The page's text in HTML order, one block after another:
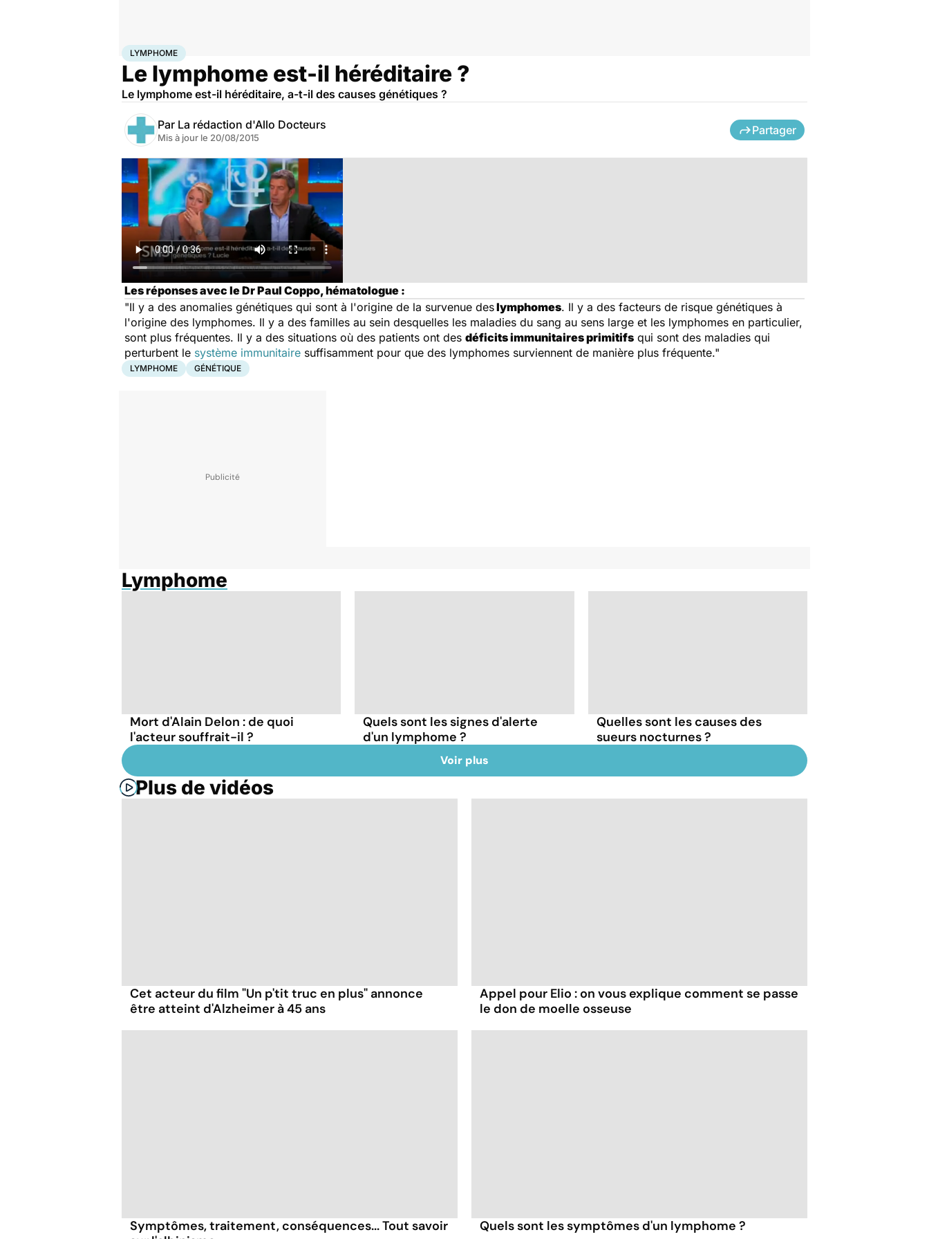
AccueilSantéMaladies
LYMPHOME
Le lymphome est-il héréditaire ?
Le lymphome est-il héréditaire, a-t-il des causes génétiques ?
Par La rédaction d'Allo Docteurs
Mis à jour le 20/08/2015
Partager
Les réponses avec le Dr Paul Coppo, hématologue :
"Il y a des anomalies génétiques qui sont à l'origine de la survenue deslymphomes. Il y a des facteurs de risque génétiques à
l'origine des lymphomes. Il y a des familles au sein desquelles les maladies du sang au sens large et les lymphomes en particulier,
sont plus fréquentes. Il y a des situations où des patients ont des déficits immunitaires primitifs qui sont des maladies qui
perturbent le système immunitaire suffisamment pour que des lymphomes surviennent de manière plus fréquente."
LYMPHOME GÉNÉTIQUE
Lymphome
Mort d'Alain Delon : de quoi
l'acteur souffrait-il ?
Quels sont les signes d'alerte
d'un lymphome ?
Quelles sont les causes des
sueurs nocturnes ?
Voir plus
Plus de vidéos
Cet acteur du film "Un p'tit truc en plus" annonce
être atteint d'Alzheimer à 45 ans
Appel pour Elio : on vous explique comment se passe
le don de moelle osseuse
Symptômes, traitement, conséquences... Tout savoir
Quels sont les symptômes d'un lymphome ?